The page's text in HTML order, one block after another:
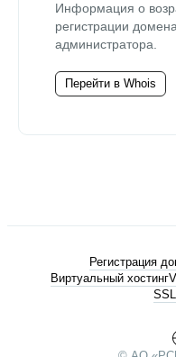
Информация о
регистрации
администратора.
Перейти в Whois
Регистрация
Виртуальный хостинг